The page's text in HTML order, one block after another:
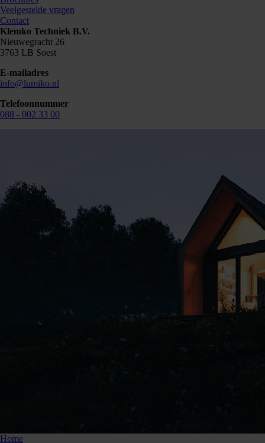
Veelgestelde vragen
Contact
Klemko Techniek B.V.
Nieuwegracht 26
3763 LB Soest
E-mailadres
info@lumiko.nl
Telefoonnummer
088 - 002 33 00
Home
865251